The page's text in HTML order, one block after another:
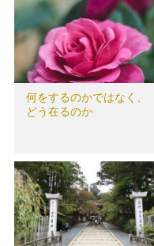
何をするのかではなく、
どう在るのか